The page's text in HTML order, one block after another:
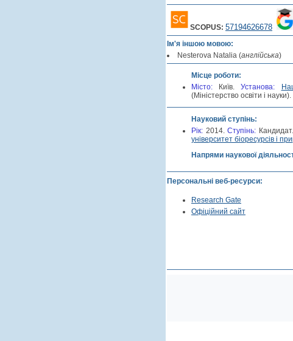
SCOPUS: 57194626678
Ім'я іншою мовою:
Nesterova Natalia (англійська)
Місце роботи:
Місто:
Київ. Установа:
(Міністерство освіти і науки).
Науковий ступінь:
Рік: 2014.Cтупінь:
університет біоресурсів і
Напрями наукової
Персональні веб-ресурси:
Research Gate
Офіційний сайт